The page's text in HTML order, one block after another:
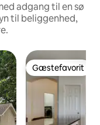
adgang til en sø
til beliggenhed,
Gæstefavorit
Gæstefavorit